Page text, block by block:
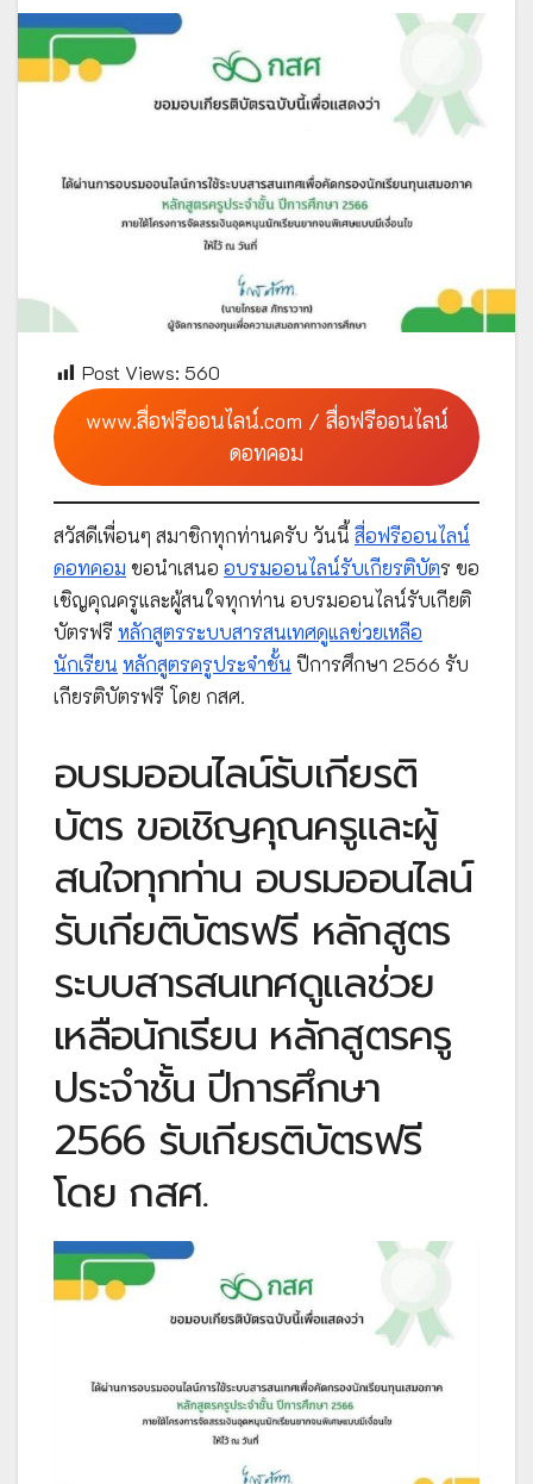
Post Views: 560
www.สื่อฟรีออนไลน์.com / สื่อฟรีออนไลน์
ดอทคอม
สวัสดีเพื่อนๆ สมาชิกทุกท่านครับ วันนี้ สื่อฟรีออนไลน์
ดอทคอม ขอนำเสนอ อบรมออนไลน์รับเกียรติบัตร ขอ
เชิญคุณครูและผู้สนใจทุกท่าน อบรมออนไลน์รับเกียติ
บัตรฟรี หลักสูตรระบบสารสนเทศดูแลช่วยเหลือ
นักเรียน หลักสูตรครูประจำชั้น ปีการศึกษา 2566 รับ
เกียรติบัตรฟรี โดย กสศ.
อบรมออนไลน์รับเกียรติ
บัตร ขอเชิญคุณครูและผู้
สนใจทุกท่าน อบรมออนไลน์
รับเกียติบัตรฟรี หลักสูตร
ระบบสารสนเทศดูแลช่วย
เหลือนักเรียน หลักสูตรครู
ประจำชั้น ปีการศึกษา
2566 รับเกียรติบัตรฟรี
โดย กสศ.